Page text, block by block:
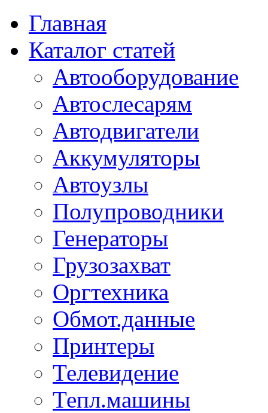
Главная
Каталог статей
Автооборудование
Автослесарям
Автодвигатели
Аккумуляторы
Автоузлы
Полупроводники
Генераторы
Грузозахват
Оргтехника
Обмот.данные
Принтеры
Телевидение
Тепл.машины